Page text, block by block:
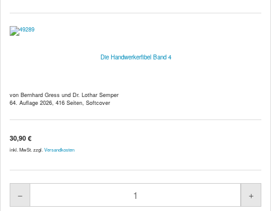
Die Handwerkerfibel Band 4
von Bernhard Gress und Dr. Lothar Semper
64. Auflage 2026, 416 Seiten, Softcover
30,90 €
inkl. MwSt. zzgl. Versandkosten